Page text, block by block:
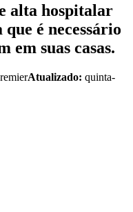
alta hospitalar
é necessário
em suas casas.
Atualizado: quinta-